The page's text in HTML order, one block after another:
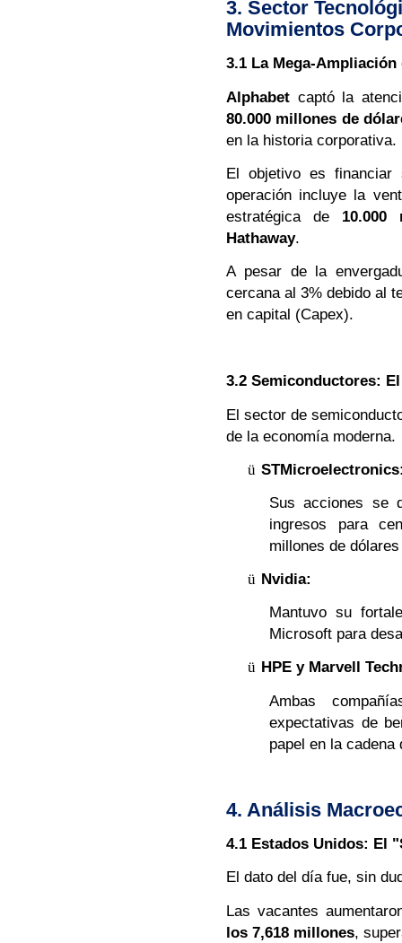
3. Sector
Movimientos
3.1 La Mega-
Alphabet captó la
80.000 millones de
en la historia corporativa.
El objetivo es
operación incluye la
estratégica de
Hathaway.
A pesar de la
cercana al 3% debido al
en capital (Capex).
3.2 Semiconductores:
El sector de
de la economía moderna.
ü
Sus acciones se
ingresos para
millones de
ü Nvidia:
Mantuvo su
Microsoft para
ü HPE y Marvell
Ambas
expectativas de
papel en la
4. Análisis
4.1 Estados Unidos: El
El dato del día fue, sin
Las vacantes
los 7,618 millones,